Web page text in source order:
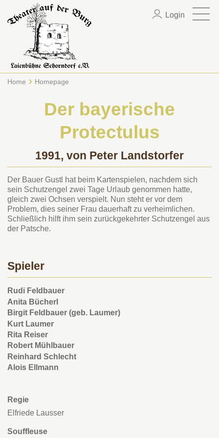
Login
Home Homepage
Der bayerische
Protectulus
1991, von Peter Landstorfer
Der Bauer Gustl hat beim Kartenspielen, nachdem sich
sein Schutzengel zwei Tage Urlaub genommen hatte,
gleich zwei Ochsen verspielt. Nun steht er vor dem
Problem, dies seiner Frau dauerhaft zu verheimlichen.
Schließlich hilft ihm sein zurückgekehrter Schutzengel aus
der Patsche.
Spieler
Rudi Feldbauer
Anita Bücherl
Birgit Feldbauer (geb. Laumer)
Kurt Laumer
Rita Reiser
Robert Mühlbauer
Reinhard Schlecht
Alois Ellmann
Regie
Elfriede Lausser
Souffleuse